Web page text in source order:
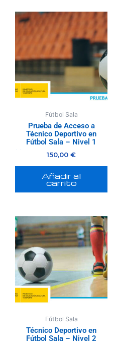
Fútbol Sala
Prueba de Acceso a
Técnico Deportivo en
Fútbol Sala – Nivel 1
150,00 €
Añadir al
carrito
Fútbol Sala
Técnico Deportivo en
Fútbol Sala – Nivel 2